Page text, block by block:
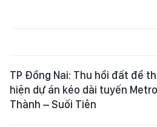
TP Đồng Nai: Thu hồi đất để
hiện dự án kéo dài tuyến
Thành – Suối Tiên